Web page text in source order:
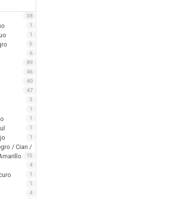
38
1
1
5
6
89
46
40
47
3
1
1
1
1
/ Cian /
15
4
1
1
4